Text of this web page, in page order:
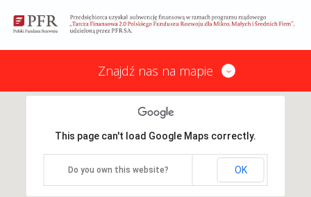
Znajdź nas na mapie
This page can't load Google Maps correctly.
Do you own this website? OK